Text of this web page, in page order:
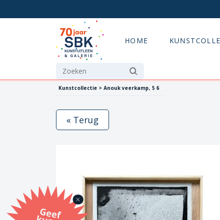
HOME
Kunstcollectie > Anouk veerkamp, 5 6
G
eef
u
n
st
a
d
o
m
et
e SB
K
u
n
stb
o
n
« Terug